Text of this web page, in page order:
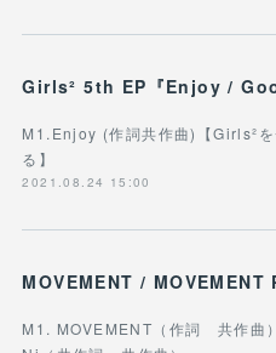
Girls² 5th EP『Enjoy /
M1.Enjoy (作詞共作曲)【Girls²を
る】
2021.08.24 15:00
M1. MOVEMENT（作詞 共作曲